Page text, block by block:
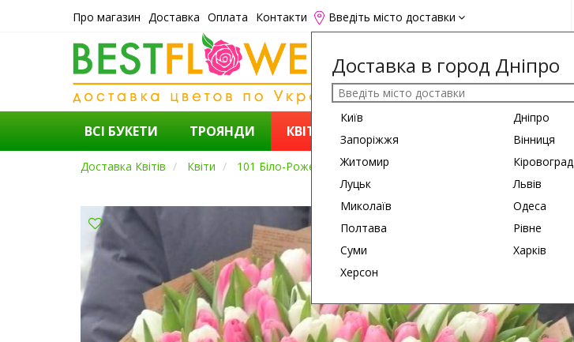
Про магазин Доставка Оплата Контакти Введіть місто доставки
Доставка в город Дніпро
Київ
Дніпро
Запоріжжя
Вінниця
Житомир
Кіровоград
Луцьк
Львів
Миколаїв
Одеса
Полтава
Рівне
Суми
Харків
Херсон
ВСІ БУКЕТИ ТРОЯНДИ КВІТИ
Доставка Квітів Квіти 101 Біло-Рожевий Тюльпан
70 см